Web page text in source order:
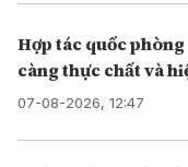
Hợp tác quốc
càng thực chất và
07-08-2026, 12:47